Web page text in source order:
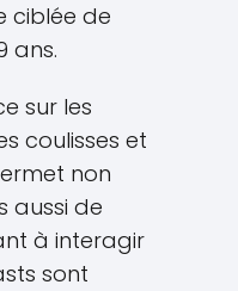
ciblée de
ans.
sur les
coulisses et
non
aussi de
à interagir
sont